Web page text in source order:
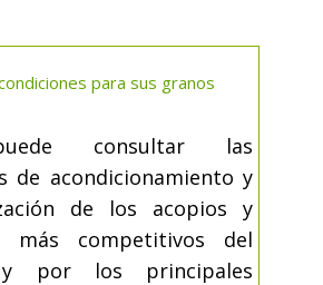
para sus granos
consultar las
de acondicionamiento y
de los acopios y
más competitivos del
y por los principales